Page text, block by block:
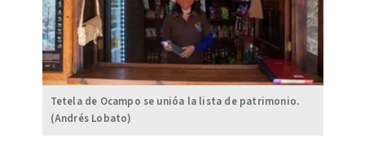
Tetela de Ocampo se unióa la lista de patrimonio.
(Andrés Lobato)